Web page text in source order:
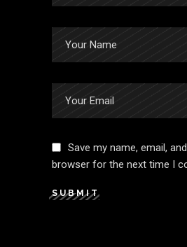
Save my name, email,
browser for the next time I
SUBMIT